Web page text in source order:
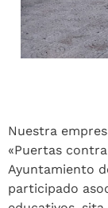
Nuestra
«Puertas
Ayuntamiento
participado